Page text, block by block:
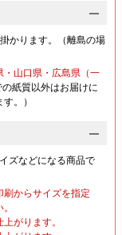
掛かります。（離島の場
・山口県・広島県（一
紙質以外はお届けに
。）
ズなどになる商品で
刷からサイズを指定
がります。